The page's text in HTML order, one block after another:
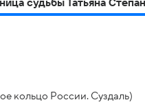
судьбы Татьяна
кольцо России. Суздаль)